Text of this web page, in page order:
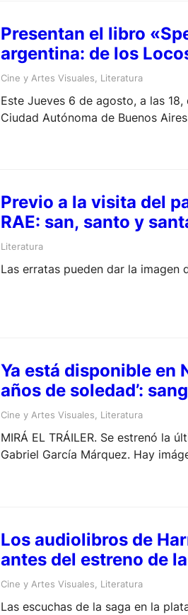
Presentan el libro
argentina: de los
Cine y Artes Visuales Literatura
Este Jueves 6 de agosto, a las
Ciudad Autónoma de Buenos
Previo a la visita del
RAE: san, santo y
Literatura
Las erratas pueden dar la imagen
Ya está disponible en
años de soledad’:
Cine y Artes Visuales, Literatura
MIRÁ EL TRÁILER. Se estrenó la
Gabriel García Márquez. Hay
Los audiolibros de
antes del estreno de
Cine y Artes Visuales Literatura
Las escuchas de la saga en la